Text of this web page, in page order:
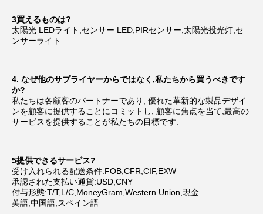
3買えるものは?
太陽光 LEDライト,センサー LED,PIRセンサー,太陽光投光灯,セ
ンサーライト
4. なぜ他のサプライヤーからではなく,私たちから買うべきです
か?
私たちは各顧客のパートナーであり, 優れた革新的な製品デザイ
ンを顧客に提供することにコミットし, 顧客に焦点を当て,最高の
サービスを提供することが私たちの目標です.
5提供できるサービス?
受け入れられる配送条件:FOB,CFR,CIF,EXW
承認された支払い通貨:USD,CNY
付与形態:T/T,L/C,MoneyGram,Western Union,現金
英語,中国語,スペイン語